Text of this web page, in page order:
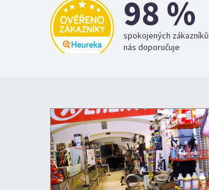
98 %
spokojených zákazníků
nás doporučuje